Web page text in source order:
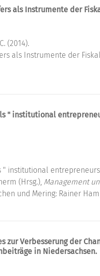
als Instrumente der
(2014).
als Instrumente der
" institutional
institutional
(Hrsg.), Management
und Mering: Rainer
zur Verbesserung der
in Niedersachsen.